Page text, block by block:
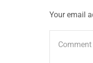
Your email